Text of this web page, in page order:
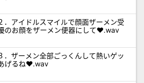
．アイドルスマイルで顔面ザーメン受
のお顔をザーメン便器にして♥.wav
．ザーメン全部ごっくんして熱いゲッ
げるね♥.wav